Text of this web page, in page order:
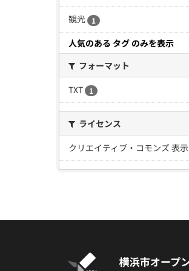
観光 1
人気のある タグ のみを表示
フォーマット
TXT
1
ライセンス
クリエイティブ・コモンズ 表示